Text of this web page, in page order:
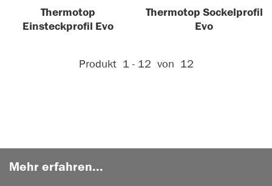
Thermotop
Einsteckprofil Evo
Thermotop Sockelprofil
Evo
Aktive Filter:
Produkt 1 - 12 von 12
Mehr erfahren...